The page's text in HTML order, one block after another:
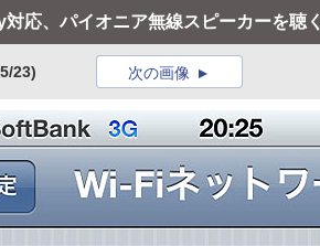
応、パイオニア無線スピーカーを聴く
23) 次の画像